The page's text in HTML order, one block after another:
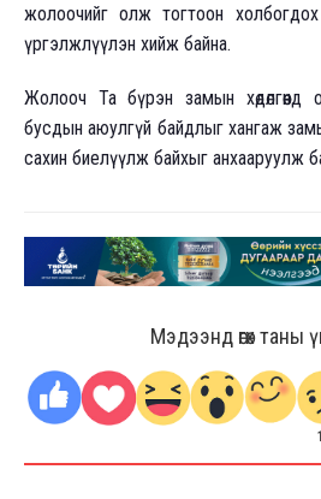
жолоочийг олж тогтоон
үргэлжлүүлэн хийж байна.
Жолооч Та бүрэн замын хөдөлгөөнд
бусдын аюулгүй байдлыг хангаж замын
сахин биелүүлж байхыг анхааруулж
Мэдээнд өгөх таны
1